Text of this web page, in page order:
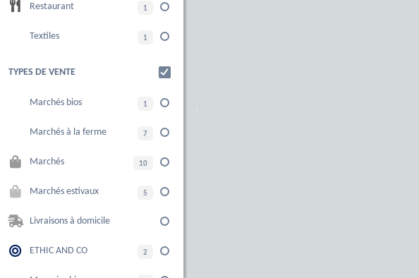
Restaurant 1
Textiles 1
TYPES DE VENTE
Marchés bios 1
Marchés à la ferme 7
Marchés 10
Marchés estivaux 5
Livraisons à domicile
ETHIC AND CO 2